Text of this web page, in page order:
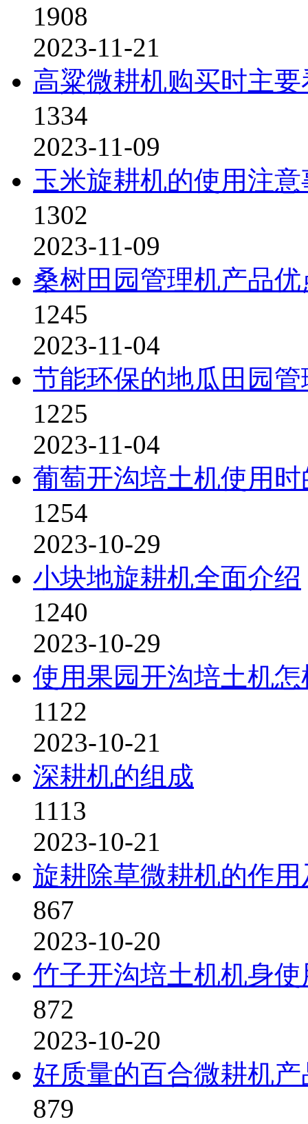
1908
2023-11-21
高粱微耕机购买时主
1334
2023-11-09
玉米旋耕机的使用注
1302
2023-11-09
桑树田园管理机产品
1245
2023-11-04
节能环保的地瓜田园
1225
2023-11-04
葡萄开沟培土机使用
1254
2023-10-29
小块地旋耕机全面介绍
1240
2023-10-29
使用果园开沟培土机
1122
2023-10-21
深耕机的组成
1113
2023-10-21
旋耕除草微耕机的作
867
2023-10-20
竹子开沟培土机机身
872
2023-10-20
好质量的百合微耕机
879